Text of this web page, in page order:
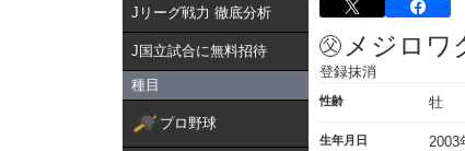
Jリーグ戦力 徹底分析
J国立試合に無料招待
種目
プロ野球
メジロワ
登録抹消
性齢 牡
生年月日 2003